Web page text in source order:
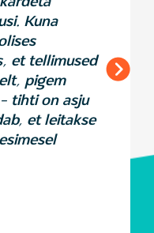
Kuna
et tellimused
pigem
tihti on asju
et leitakse